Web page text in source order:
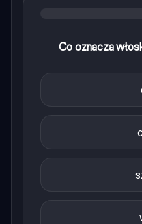
Co oznacza